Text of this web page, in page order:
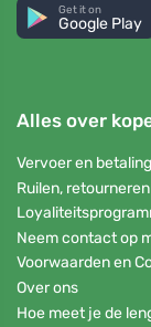
Get it on
Google Play
Alles over
Vervoer en betaling
Ruilen,
Neem contact op
Voorwaarden en
Over ons
Hoe meet je de